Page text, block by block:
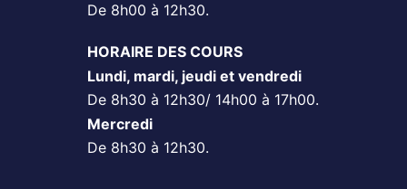
De 8h00 à 12h30.
HORAIRE DES COURS
Lundi, mardi, jeudi et vendredi
De 8h30 à 12h30/ 14h00 à 17h00.
Mercredi
De 8h30 à 12h30.